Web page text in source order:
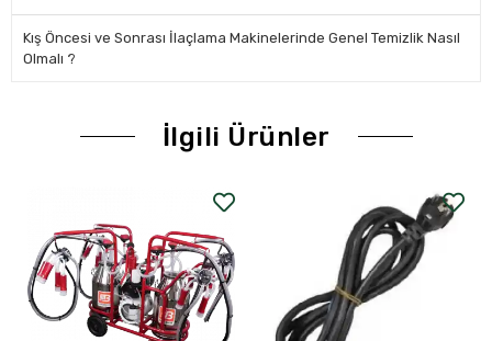
Kış Öncesi ve Sonrası İlaçlama Makinelerinde Genel Temizlik Nasıl
Olmalı ?
İlgili Ürünler